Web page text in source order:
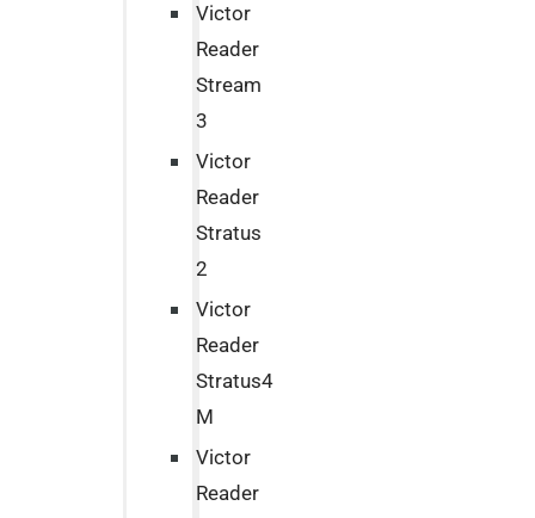
Victor
Reader
Stream
3
Victor
Reader
Stratus
2
Victor
Reader
Stratus4
M
Victor
Reader